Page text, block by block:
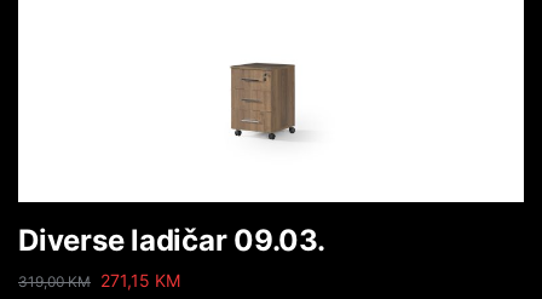
Diverse ladičar 09.03.
319,00KM 271,15 KM